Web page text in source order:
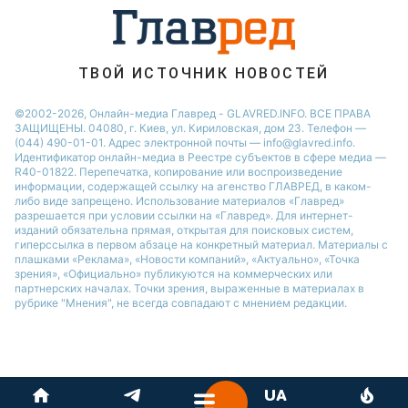
ТВОЙ ИСТОЧНИК НОВОСТЕЙ
©2002-2026, Онлайн-медиа Главред - GLAVRED.INFO. ВСЕ ПРАВА
ЗАЩИЩЕНЫ. 04080, г. Киев, ул. Кириловская, дом 23. Телефон —
(044) 490-01-01. Адрес электронной почты — info@glavred.info.
Идентификатор онлайн-медиа в Реестре cубъектов в сфере медиа —
R40-01822. Перепечатка, копирование или воспроизведение
информации, содержащей ссылку на агенство ГЛАВРЕД, в каком-
либо виде запрещено. Использование материалов «Главред»
разрешается при условии ссылки на «Главред». Для интернет-
изданий обязательна прямая, открытая для поисковых систем,
гиперссылка в первом абзаце на конкретный материал. Материалы с
плашками «Реклама», «Новости компаний», «Актуально», «Точка
зрения», «Официально» публикуются на коммерческих или
партнерских началах. Точки зрения, выраженные в материалах в
рубрике "Мнения", не всегда совпадают с мнением редакции.